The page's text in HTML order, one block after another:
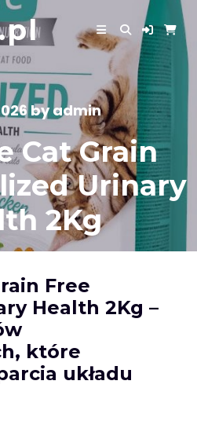
byadmin
Cat Grain
Urinary
2Kg
Free
Health 2Kg –
które
układu